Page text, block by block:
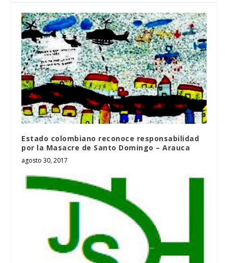
Estado colombiano reconoce responsabilidad
por la Masacre de Santo Domingo – Arauca
agosto 30, 2017